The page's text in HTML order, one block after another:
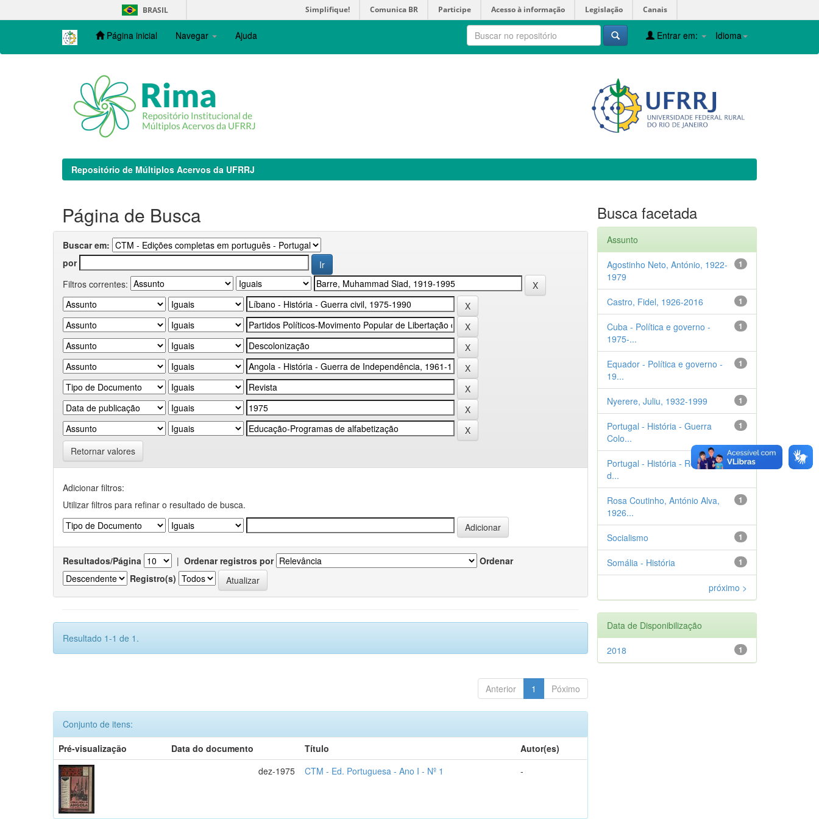
navigation
BRASIL Simplifique! Comunica BR Participe Acesso à informação Legislação Canais
Página inicial Navegar Ajuda Idioma
Entrar em:
Repositório de Múltiplos Acervos da UFRRJ
Página de Busca
Buscar em:
por
Filtros correntes:
Retornar valores
Adicionar filtros:
Utilizar filtros para refinar o resultado de busca.
Resultados/Página | Ordenar registros por
Ordenar
Registro(s)
Resultado 1-1 de 1.
Anterior 1 Póximo
Conjunto de itens:
Pré-visualização
Data do documento Título
Autor(es)
dez-1975
CTM - Ed. Portuguesa - Ano I - Nº 1 -
Busca facetada
Assunto
1
Agostinho Neto, António, 1922-
1979
1
Castro, Fidel, 1926-2016
1
Cuba - Política e governo -
1975-...
1
Equador - Política e governo -
19...
1
Nyerere, Juliu, 1932-1999
1
Portugal - História - Guerra
Colo...
1
Portugal - História - Revolução
d...
1
Rosa Coutinho, António Alva,
1926...
1
Socialismo
1
Somália - História
próximo >
Data de Disponibilização
1
2018